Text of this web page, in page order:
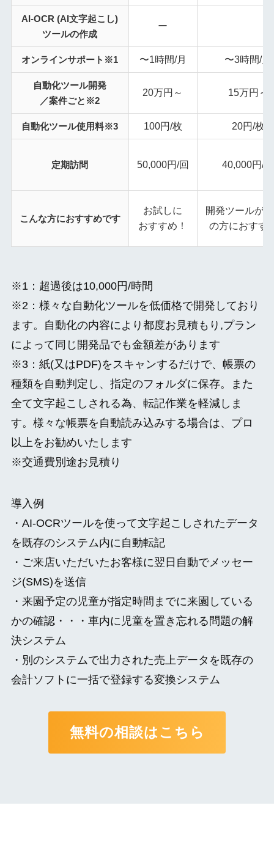
AI-OCR (AI文字起こし)
ツールの作成
ー
オンラインサポート※1 〜1時間/月 〜3時間/月
自動化ツール開発
／案件ごと※2
20万円～ 15万円～
自動化ツール使用料※3 100円/枚 20円/枚
定期訪問 50,000円/回 40,000円/回
こんな方におすすめです
お試しに
おすすめ！
開発ツールが
の方におすす
※1：超過後は10,000円/時間
※2：様々な自動化ツールを低価格で開発しており
ます。自動化の内容により都度お見積もり,プラン
によって同じ開発品でも金額差があります
※3：紙(又はPDF)をスキャンするだけで、帳票の
種類を自動判定し、指定のフォルダに保存。また
全て文字起こしされる為、転記作業を軽減しま
す。様々な帳票を自動読み込みする場合は、プロ
以上をお勧めいたします
※交通費別途お見積り
導入例
・AI-OCRツールを使って文字起こしされたデータ
を既存のシステム内に自動転記
・ご来店いただいたお客様に翌日自動でメッセー
ジ(SMS)を送信
・来園予定の児童が指定時間までに来園している
かの確認・・・車内に児童を置き忘れる問題の解
決システム
・別のシステムで出力された売上データを既存の
会計ソフトに一括で登録する変換システム
無料の相談はこちら